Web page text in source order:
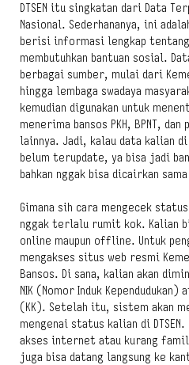
DTSEN itu singkatan dari Data
Nasional. Sederhananya, ini
berisi informasi lengkap
membutuhkan bantuan sosial.
berbagai sumber, mulai dari
hingga lembaga swadaya
kemudian digunakan untuk
menerima bansos PKH, BPNT,
lainnya. Jadi, kalau data kalian di
belum terupdate, ya bisa jadi
bahkan nggak bisa dicairkan
Gimana sih cara mengecek status
nggak terlalu rumit kok. Kalian
online maupun offline. Untuk
mengakses situs web resmi
Bansos. Di sana, kalian akan
NIK (Nomor Induk
(KK). Setelah itu, sistem akan
mengenai status kalian di
akses internet atau kurang
juga bisa datang langsung ke